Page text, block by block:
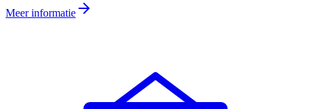
Meer informatie